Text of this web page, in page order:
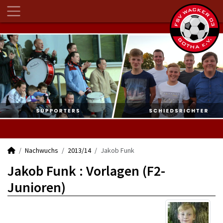
Nachwuchs 2013/14 Jakob Funk
Jakob Funk : Vorlagen (F2-
Junioren)